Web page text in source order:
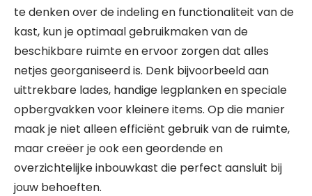
te denken over de indeling en functionaliteit van de
kast, kun je optimaal gebruikmaken van de
beschikbare ruimte en ervoor zorgen dat alles
netjes georganiseerd is. Denk bijvoorbeeld aan
uittrekbare lades, handige legplanken en speciale
opbergvakken voor kleinere items. Op die manier
maak je niet alleen efficiënt gebruik van de ruimte,
maar creëer je ook een geordende en
overzichtelijke inbouwkast die perfect aansluit bij
jouw behoeften.